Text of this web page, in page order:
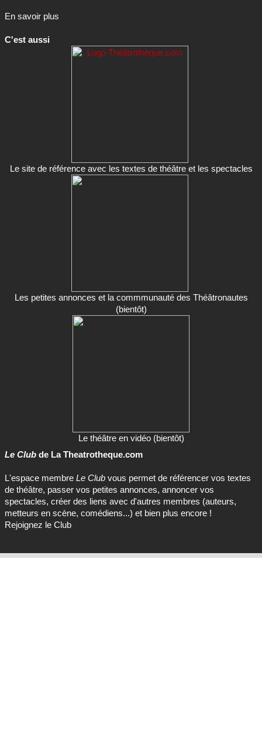
En savoir plus
C'est aussi
Le site de référence avec les textes de théâtre et les spectacles
Les petites annonces et la commmunauté des Théâtronautes
(bientôt)
Le théâtre en vidéo (bientôt)
Le Club de La Theatrotheque.com
L'espace membre Le Club vous permet de référencer vos textes
de théâtre, passer vos petites annonces, annoncer vos
spectacles, créer des liens avec d'autres membres (auteurs,
metteurs en scène, comédiens...) et bien plus encore !
Rejoignez le Club